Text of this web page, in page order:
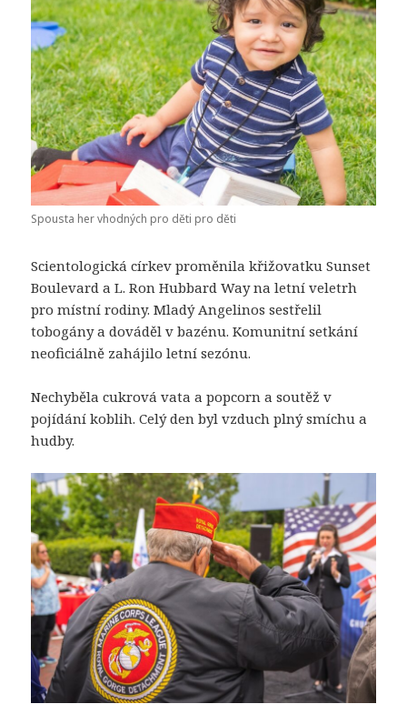
Spousta her vhodných pro děti pro děti
Scientologická církev proměnila křižovatku Sunset
Boulevard a L. Ron Hubbard Way na letní veletrh
pro místní rodiny. Mladý Angelinos sestřelil
tobogány a dováděl v bazénu. Komunitní setkání
neoficiálně zahájilo letní sezónu.
Nechyběla cukrová vata a popcorn a soutěž v
pojídání koblih. Celý den byl vzduch plný smíchu a
hudby.